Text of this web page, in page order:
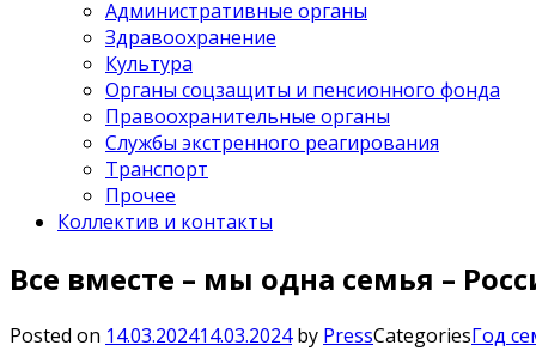
Административные органы
Здравоохранение
Культура
Органы соцзащиты и пенсионного фонда
Правоохранительные органы
Службы экстренного реагирования
Транспорт
Прочее
Коллектив и контакты
Все вместе – мы одна семья –
Posted on 14.03.202414.03.2024by PressCategoriesГод